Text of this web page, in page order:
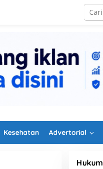
Kesehatan Advertorial
Hukum